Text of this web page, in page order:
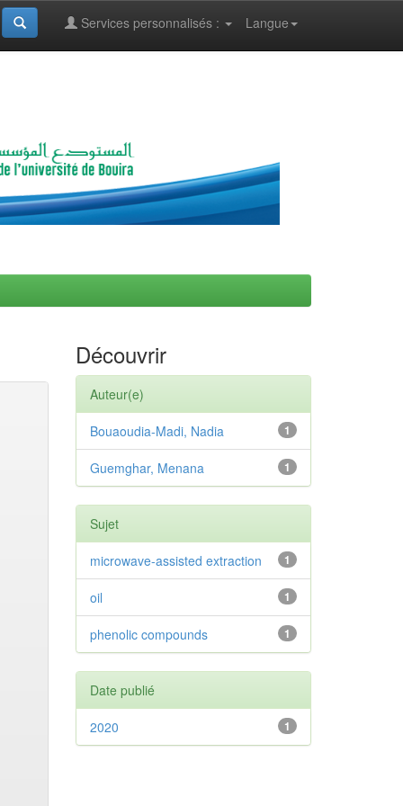
Langue
Services personnalisés :
Découvrir
Auteur(e)
1
Bouaoudia-Madi, Nadia
1
Guemghar, Menana
Sujet
1
microwave-assisted extraction
1
oil
1
phenolic compounds
Date publié
1
2020